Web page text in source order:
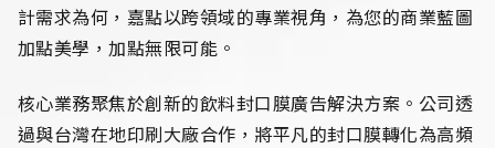
計需求為何，嘉點以跨領域的專業視角，為您的商業藍圖
加點美學，加點無限可能。
核心業務聚焦於創新的飲料封口膜廣告解決方案。公司透
過與台灣在地印刷大廠合作，將平凡的封口膜轉化為高頻